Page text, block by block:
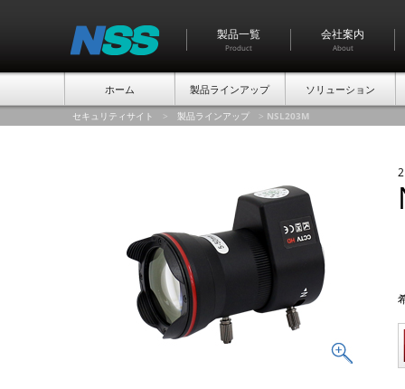
製品一覧
Product
会社案内
About
ホーム 製品ラインアップ ソリューション
セキュリティサイト > 製品ラインアップ > NSL203M